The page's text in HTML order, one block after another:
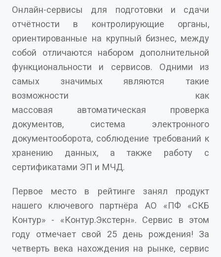
Онлайн-сервисы для подготовки и сдачи
отчётности в контролирующие органы,
ориентированные на крупный бизнес, между
собой отличаются набором дополнительной
функциональности и сервисов. Одними из
самых значимых являются такие
возможности как
массовая автоматическая проверка
документов, система электронного
документооборота, соблюдение требований к
хранению данных, а также работу с
сертификатами ЭП и МЧД.
Первое место в рейтинге занял продукт
нашего ключевого партнёра АО «ПФ «СКБ
Контур» - «Контур.Экстерн». Сервис в этом
году отмечает свой 25 день рождения! За
четверть века нахождения на рынке, сервис